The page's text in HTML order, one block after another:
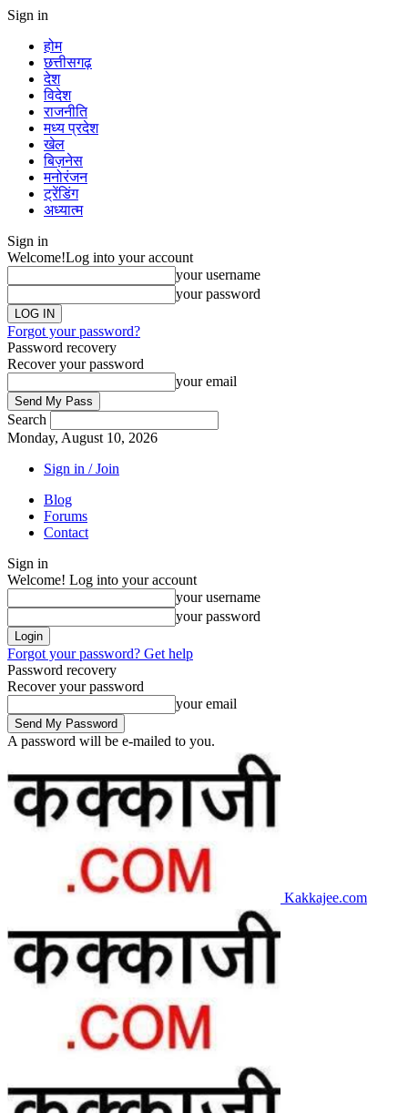
Sign in
होम
छत्तीसगढ़
देश
विदेश
राजनीति
मध्य प्रदेश
खेल
बिज़नेस
मनोरंजन
ट्रेंडिंग
अध्यात्म
Sign in
Welcome!Log into your account
your username
your password
Forgot your password?
Password recovery
Recover your password
your email
Search
Monday, August 10, 2026
Sign in / Join
Blog
Forums
Contact
Sign in
Welcome! Log into your account
your username
your password
Forgot your password? Get help
Password recovery
Recover your password
your email
A password will be e-mailed to you.
Kakkajee.com